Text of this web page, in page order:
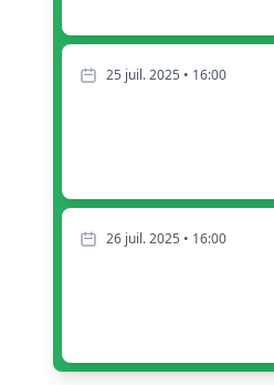
25 juil. 2025 • 16:00
26 juil. 2025 • 16:00